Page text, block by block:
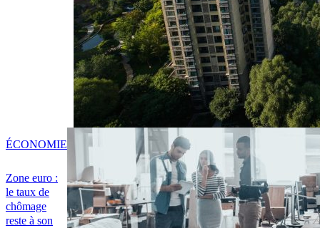
Zone euro :
le taux de
chômage
reste à son
ÉCONOMIE